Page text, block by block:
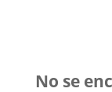
No se